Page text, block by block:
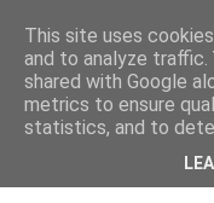
ΠΑΡΑΘΥΡΟ
This site uses
and to analyze traffic.
shared with Google
metrics to ensure
statistics, and to